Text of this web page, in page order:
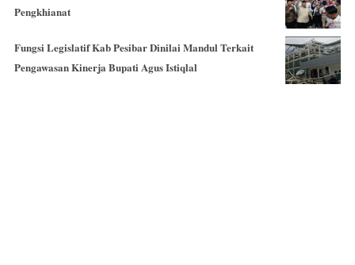
Pengkhianat
Fungsi Legislatif Kab Pesibar Dinilai Mandul Terkait
Pengawasan Kinerja Bupati Agus Istiqlal